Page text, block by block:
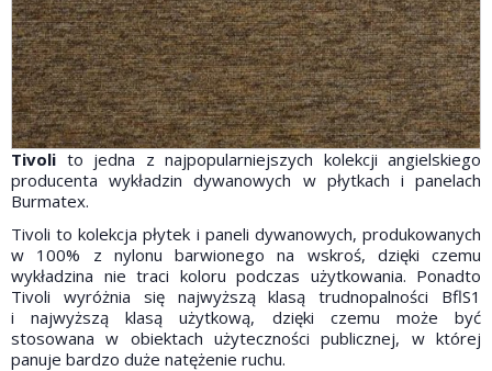
Tivoli to jedna z najpopularniejszych kolekcji angielskiego
producenta wykładzin dywanowych w płytkach i panelach
Burmatex.
Tivoli to kolekcja płytek i paneli dywanowych, produkowanych
w 100% z nylonu barwionego na wskroś, dzięki czemu
wykładzina nie traci koloru podczas użytkowania. Ponadto
Tivoli wyróżnia się najwyższą klasą trudnopalności BflS1
i najwyższą klasą użytkową, dzięki czemu może być
stosowana w obiektach użyteczności publicznej, w której
panuje bardzo duże natężenie ruchu.